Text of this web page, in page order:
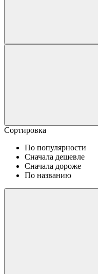
Сортировка
По популярности
Сначала дешевле
Сначала дороже
По названию